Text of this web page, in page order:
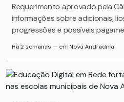
Requerimento aprovado pela
informações sobre adicionais,
progressões e possíveis
Há 2 semanas — em Nova Andradina